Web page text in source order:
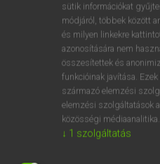
elárvult
lakatlan
puszta
→abandon ige
⚲ abandonedkeresése
sütik információkat
módjáról, többek között
és milyen linkekre
azonosítására nem
összesítettek és
funkcióinak javítása.
származó elemzési
elemzési szolgáltatások
közösségi médiaanalitika.
↓ 1 szolgáltatás
n m ,